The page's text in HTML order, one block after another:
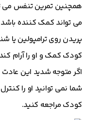
همچنین تمرین تنفس می
می تواند کمک کننده
پریدن روی ترامپولین یا
کودک کمک و او را آرام
اگر متوجه شدید این
شما نمی توانید او را
کودک مراجعه کنید.